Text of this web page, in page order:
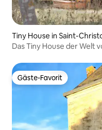
Tiny House in Saint-
Das Tiny House der Welt
Gäste-Favorit
Gäste-Favorit